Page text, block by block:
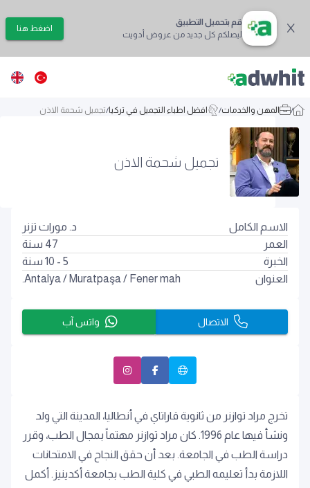
قم بتحميل التطبيق
ليصلكم كل جديد من عروض أدويت
اضغط هنا
/ المهن والخدمات/ افضل اطباء التجميل في تركيا/تجميل شحمة الاذن
تجميل شحمة الاذن
تخرج مراد توازنر من ثانوية قاراتاي في أنطاليا، المدينة التي ولد
ونشأ فيها عام 1996. كان مراد توازنر مهتماً بمجال الطب، وقرر
دراسة الطب في الجامعة. بعد أن حقق النجاح في الامتحانات
اللازمة بدأ تعليمه الطبي في كلية الطب بجامعة أكدينيز. أكمل
الاسم الكامل
د. مورات تزنر
العمر
47 سنة
الخبرة
5 - 10 سنة
العنوان
Antalya/ Muratpaşa/ Fener mah.
الاتصال واتس آب